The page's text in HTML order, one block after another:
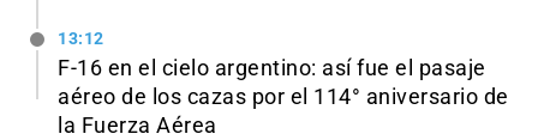
13:12
F-16 en el cielo argentino: así fue el pasaje
aéreo de los cazas por el 114° aniversario de
la Fuerza Aérea